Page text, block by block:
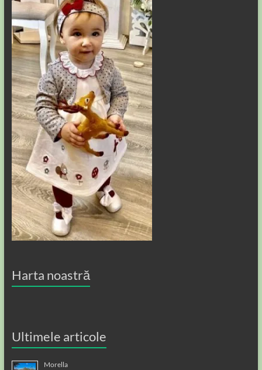
Harta noastră
Ultimele articole
Morella